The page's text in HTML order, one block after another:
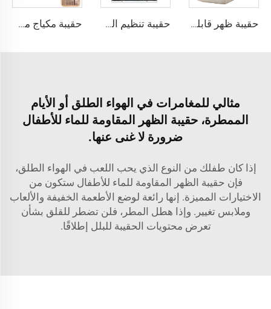
حقيبة ظهر قابلة للتوسيع مصنوعة من النيلون بسعة كبيرة مضادة للسرقة مخصصة للسفر الجوي تصلح كحقيبة يد تحتوي على مكان للكمبيوتر المحمول للرجال والنساء حقيبة تنظيم الكابلات الإلكترونية للكابلات والشاحن الملفوفة مع حافظة هواتف وتنظيم الأدوات التقنية للكابلات USB حقيبة مكياج مطرزة من BELLEKOR (نمط سفر أنيق)
مثالي للمغامرات في الهواء الطلق أو الأيام
الممطرة، حقيبة الظهر المقاومة للماء للأطفال
ضرورة لا غنى عنها.
إذا كان طفلك من النوع الذي يحب اللعب في الهواء الطلق،
فإن حقيبة الظهر المقاومة للماء للأطفال ستكون من
الاختيارات المميزة. إنها رائعة لوضع الأطعمة الخفيفة والألعاب
وملابس تغيير. وإذا هطل المطر، فلن تضطر للقلق بشأن
تعرض محتويات الحقيبة للبلل إطلاقًا.